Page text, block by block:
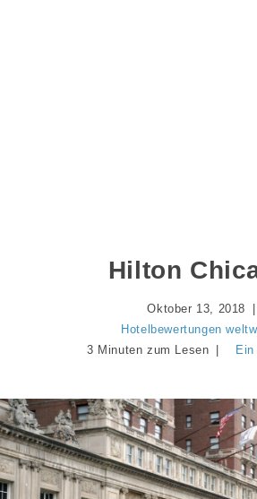
Hilton
Oktober 13, 2018
Hotelbewertungen
3 Minuten zum Lesen